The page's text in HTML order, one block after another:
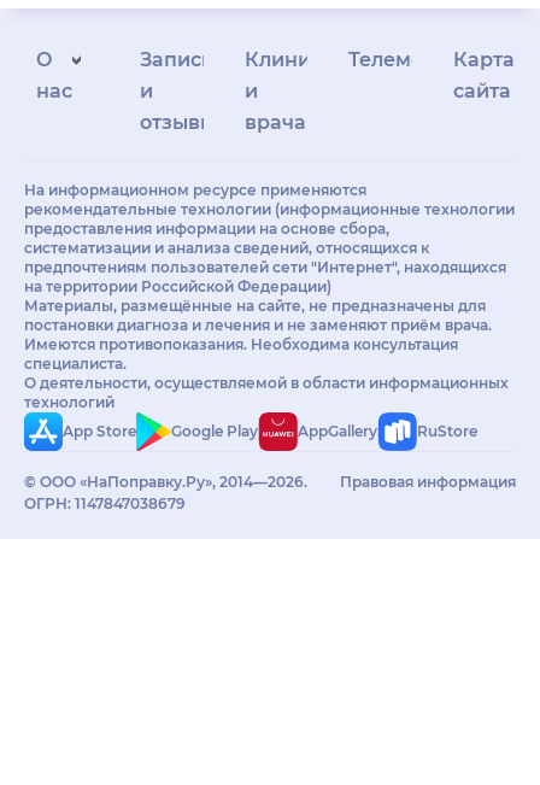
О
нас
Запись
и
отзывы
Клиникам
и
врачам
Телемедицина
Карта
сайта
На информационном ресурсе применяются
рекомендательные технологии (информационные технологии
предоставления информации на основе сбора,
систематизации и анализа сведений, относящихся к
предпочтениям пользователей сети "Интернет", находящихся
на территории Российской Федерации)
Материалы, размещённые на сайте, не предназначены для
постановки диагноза и лечения и не заменяют приём врача.
Имеются противопоказания. Необходима консультация
специалиста.
О деятельности, осуществляемой в области информационных
технологий
App Store
Google Play AppGallery RuStore
© ООО «НаПоправку.Ру», 2014—2026.
ОГРН: 1147847038679
Правовая информация